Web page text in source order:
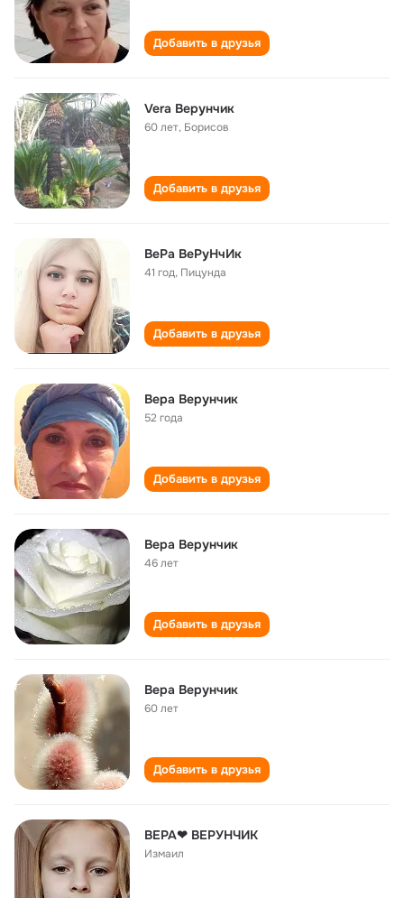
Добавить в друзья
Vera Верунчик
60 лет, Борисов
Добавить в друзья
ВеРа ВеРуНчИк
41 год, Пицунда
Добавить в друзья
Вера Верунчик
52 года
Добавить в друзья
Вера Верунчик
46 лет
Добавить в друзья
Вера Верунчик
60 лет
Добавить в друзья
ВЕРА❤ ВЕРУНЧИК
Измаил